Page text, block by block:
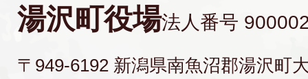
湯沢町役場法人番号
〒949-6192 新潟県南魚沼郡湯沢町